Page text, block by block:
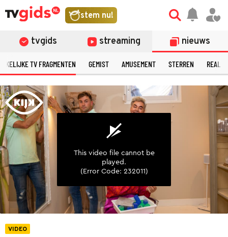
stem nu!
tvgids streaming nieuws
TV FRAGMENTEN GEMIST AMUSEMENT STERREN
©
VIDEO